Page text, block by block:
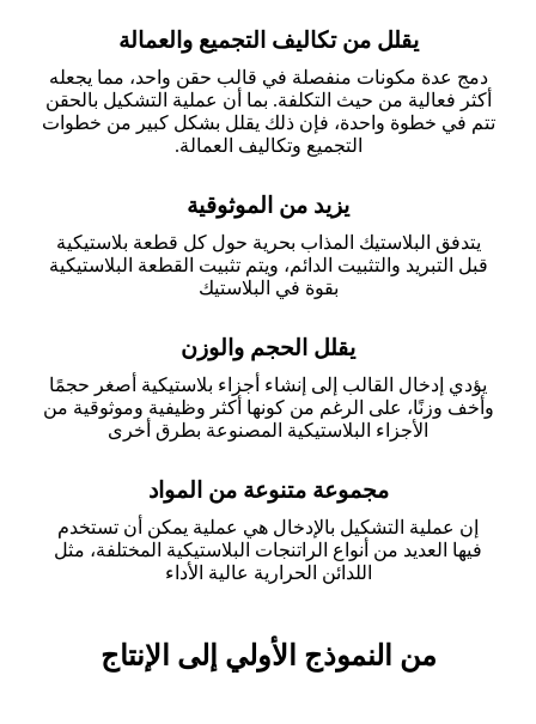
يقلل من تكاليف التجميع والعمالة
دمج عدة مكونات منفصلة في قالب حقن واحد، مما يجعله
أكثر فعالية من حيث التكلفة. بما أن عملية التشكيل بالحقن
تتم في خطوة واحدة، فإن ذلك يقلل بشكل كبير من خطوات
التجميع وتكاليف العمالة.
يزيد من الموثوقية
يتدفق البلاستيك المذاب بحرية حول كل قطعة بلاستيكية
قبل التبريد والتثبيت الدائم، ويتم تثبيت القطعة البلاستيكية
بقوة في البلاستيك
يقلل الحجم والوزن
يؤدي إدخال القالب إلى إنشاء أجزاء بلاستيكية أصغر حجمًا
وأخف وزنًا، على الرغم من كونها أكثر وظيفية وموثوقية من
الأجزاء البلاستيكية المصنوعة بطرق أخرى
مجموعة متنوعة من المواد
إن عملية التشكيل بالإدخال هي عملية يمكن أن تستخدم
فيها العديد من أنواع الراتنجات البلاستيكية المختلفة، مثل
اللدائن الحرارية عالية الأداء
من النموذج الأولي إلى الإنتاج